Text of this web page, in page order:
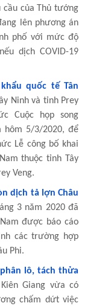
cầu của Thủ tướng
lên phương án
phố với mức độ
dịch COVID-19
quốc tế Tân
Ninh và tỉnh Prey
Cuộc họp song
hôm 5/3/2020, để
Lễ công bố khai
thuộc tỉnh Tây
Veng.
dịch tả lợn Châu
3 năm 2020 đã
được báo cáo
các trường hợp
Phi.
lô, tách thửa
Giang vừa có
chấm dứt việc